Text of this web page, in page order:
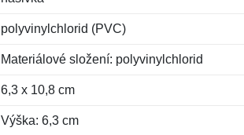
polyvinylchlorid (PVC)
Materiálové složení: polyvinylchlorid
6,3 x 10,8 cm
Výška: 6,3 cm